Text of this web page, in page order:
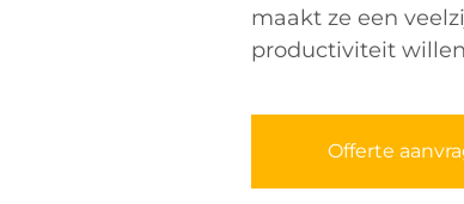
maakt ze een
productiviteit
Offerte